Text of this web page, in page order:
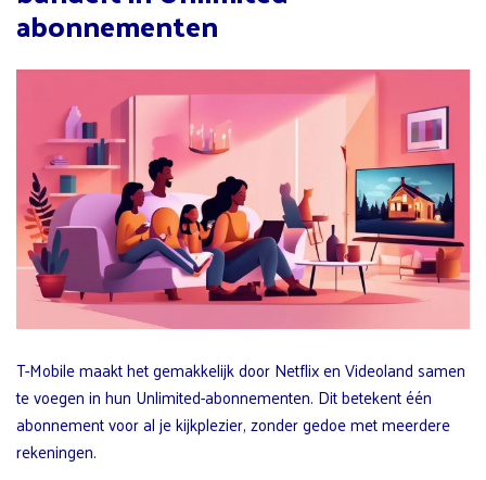
abonnementen
T-Mobile maakt het gemakkelijk door Netflix en Videoland samen
te voegen in hun Unlimited-abonnementen. Dit betekent één
abonnement voor al je kijkplezier, zonder gedoe met meerdere
rekeningen.